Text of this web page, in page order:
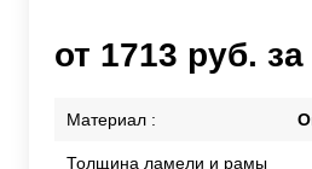
от 1713 руб.
Материал :
Толщина ламели и рамы